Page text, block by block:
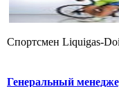
Cпортсмен Liquigas-
Генеральный